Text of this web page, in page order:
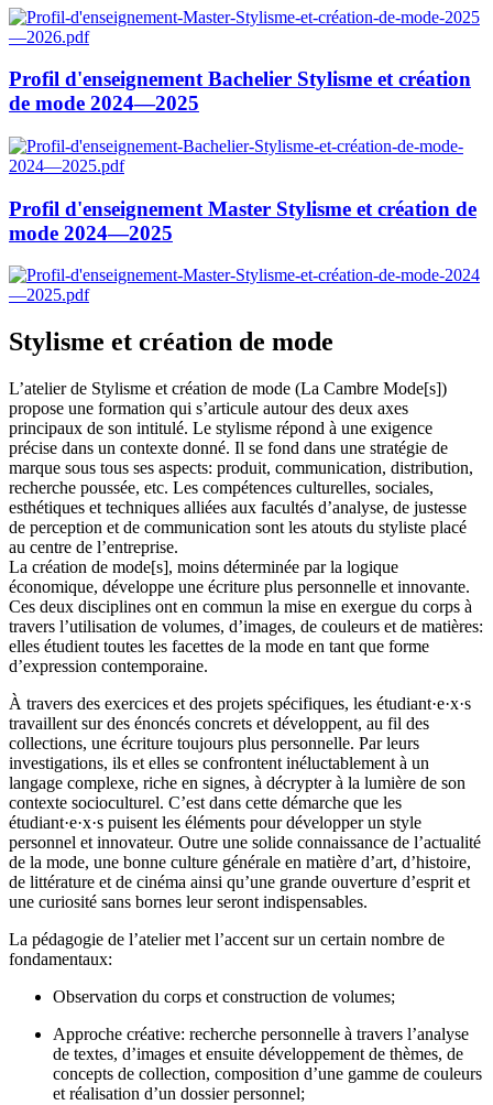
Profil d'enseignement Bachelier Stylisme et création
de mode 2024—2025
Profil d'enseignement Master Stylisme et création de
mode 2024—2025
Stylisme et création de mode
L’atelier de Stylisme et création de mode (La Cambre Mode[s])
propose une formation qui s’articule autour des deux axes
principaux de son intitulé. Le stylisme répond à une exigence
précise dans un contexte donné. Il se fond dans une stratégie de
marque sous tous ses aspects: produit, communication, distribution,
recherche poussée, etc. Les compétences culturelles, sociales,
esthétiques et techniques alliées aux facultés d’analyse, de justesse
de perception et de communication sont les atouts du styliste placé
au centre de l’entreprise.
La création de mode[s], moins déterminée par la logique
économique, développe une écriture plus personnelle et innovante.
Ces deux disciplines ont en commun la mise en exergue du corps à
travers l’utilisation de volumes, d’images, de couleurs et de matières:
elles étudient toutes les facettes de la mode en tant que forme
d’expression contemporaine.
À travers des exercices et des projets spécifiques, les étudiant·e·x·s
travaillent sur des énoncés concrets et développent, au fil des
collections, une écriture toujours plus personnelle. Par leurs
investigations, ils et elles se confrontent inéluctablement à un
langage complexe, riche en signes, à décrypter à la lumière de son
contexte socioculturel. C’est dans cette démarche que les
étudiant·e·x·s puisent les éléments pour développer un style
personnel et innovateur. Outre une solide connaissance de l’actualité
de la mode, une bonne culture générale en matière d’art, d’histoire,
de littérature et de cinéma ainsi qu’une grande ouverture d’esprit et
une curiosité sans bornes leur seront indispensables.
La pédagogie de l’atelier met l’accent sur un certain nombre de
fondamentaux:
Observation du corps et construction de volumes;
Approche créative: recherche personnelle à travers l’analyse
de textes, d’images et ensuite développement de thèmes, de
concepts de collection, composition d’une gamme de couleurs
et réalisation d’un dossier personnel;